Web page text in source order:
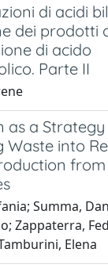
di acidi
dei prodotti
di acido
Parte II
as a
into
Summa,
Zappaterra,
Elena